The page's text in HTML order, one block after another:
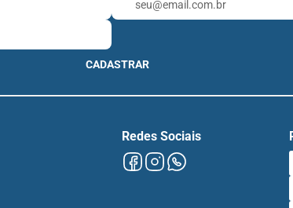
CADASTRAR
Redes Sociais